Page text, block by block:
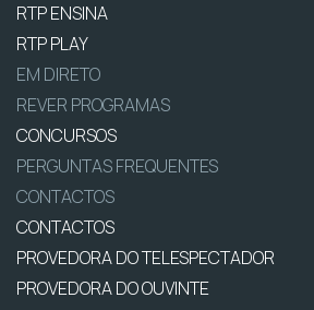
RTP ENSINA
RTP PLAY
EM DIRETO
REVER PROGRAMAS
CONCURSOS
PERGUNTAS FREQUENTES
CONTACTOS
CONTACTOS
PROVEDORA DO TELESPECTADOR
PROVEDORA DO OUVINTE